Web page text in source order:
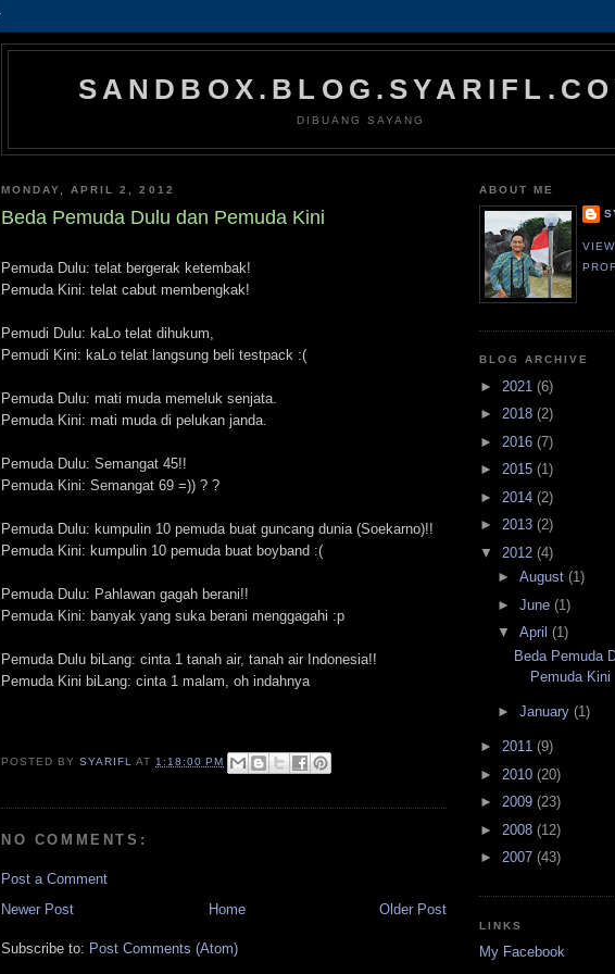
DIBUANG SAYANG
MONDAY, APRIL 2, 2012
Beda Pemuda Dulu dan Pemuda Kini
Pemuda Dulu: telat bergerak ketembak!
Pemuda Kini: telat cabut membengkak!
Pemudi Dulu: kaLo telat dihukum,
Pemudi Kini: kaLo telat langsung beli testpack :(
Pemuda Dulu: mati muda memeluk senjata.
Pemuda Kini: mati muda di pelukan janda.
Pemuda Dulu: Semangat 45!!
Pemuda Kini: Semangat 69 =)) ? ?
Pemuda Dulu: kumpulin 10 pemuda buat guncang dunia (Soekarno)!!
Pemuda Kini: kumpulin 10 pemuda buat boyband :(
Pemuda Dulu: Pahlawan gagah berani!!
Pemuda Kini: banyak yang suka berani menggagahi :p
Pemuda Dulu biLang: cinta 1 tanah air, tanah air Indonesia!!
Pemuda Kini biLang: cinta 1 malam, oh indahnya
POSTED BYSYARIFL AT 1:18:00 PM
NO COMMENTS:
Post a Comment
Newer Post
Older Post
Home
Subscribe to: Post Comments (Atom)
ABOUT ME
BLOG ARCHIVE
► 2021 (6)
► 2018 (2)
► 2016 (7)
► 2015 (1)
► 2014 (2)
► 2013 (2)
▼ 2012 (4)
► August (1)
► June (1)
▼ April (1)
Beda Pemuda
Pemuda Kini
► January (1)
► 2011 (9)
► 2010 (20)
► 2009 (23)
► 2008 (12)
► 2007 (43)
LINKS
My Facebook